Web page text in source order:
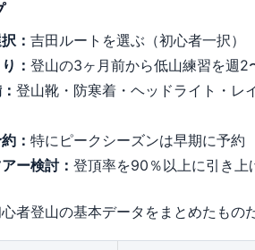
： 吉田ルートを選ぶ（初心者一択）
： 登山の3ヶ月前から低山練習を週2
登山靴・防寒着・ヘッドライト・レ
： 特にピークシーズンは早期に予約
ー検討： 登頂率を90％以上に引き上
者登山の基本データをまとめたもの